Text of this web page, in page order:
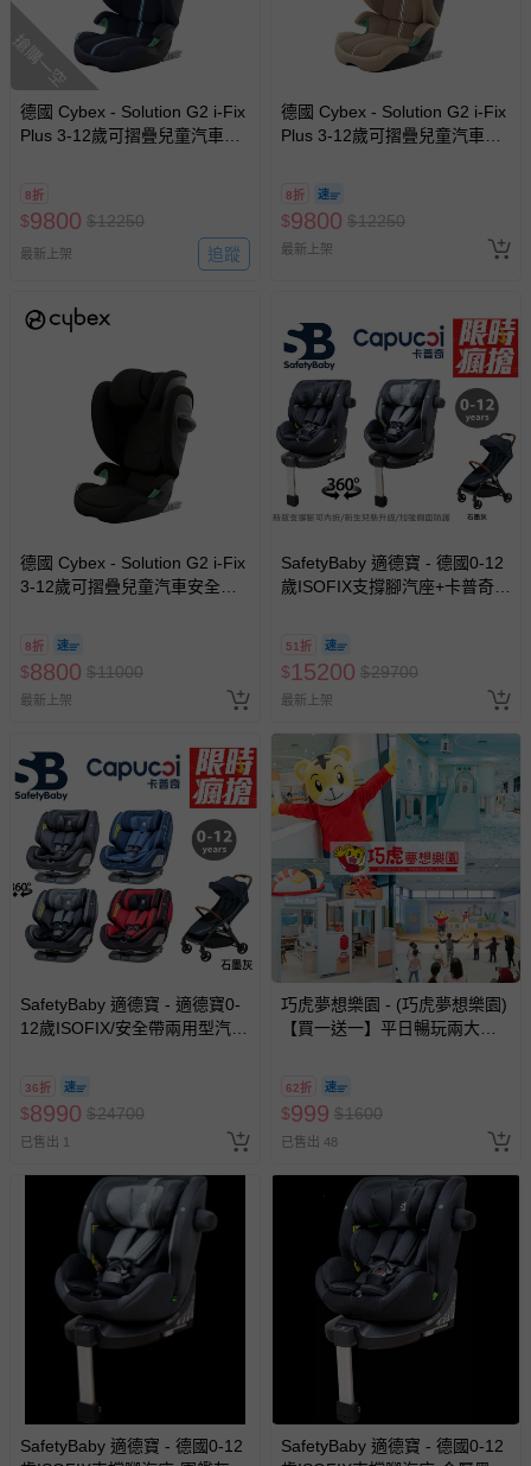
搶購一空
德國 Cybex - Solution G2 i-Fix
Plus 3-12歲可摺疊兒童汽車安
8折
$9800 $12250
最新上架 追蹤
德國 Cybex - Solution G2 i-Fix
Plus 3-12歲可摺疊兒童汽車安
8折
$9800 $12250
最新上架
德國 Cybex - Solution G2 i-Fix
3-12歲可摺疊兒童汽車安全座
8折
$8800 $11000
最新上架
SafetyBaby 適德寶 - 德國0-12
歲ISOFIX支撐腳汽座+卡普奇自
51折
$15200 $29700
最新上架
SafetyBaby 適德寶 - 適德寶0-
12歲ISOFIX/安全帶兩用型汽座
36折
$8990 $24700
已售出 1
巧虎夢想樂園 - (巧虎夢想樂園)
【買一送一】平日暢玩兩大一
2026/10/16 正券逾期視同現金
券使用
62折
$999 $1600
已售出 48
SafetyBaby 適德寶 - 德國0-12
SafetyBaby 適德寶 - 德國0-12